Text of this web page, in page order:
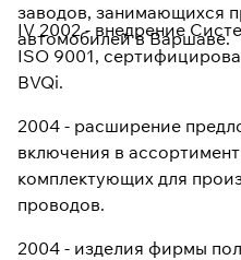
заводов, занимающихся
автомобилей в Варшаве.
IV 2002 - внедрение
ISO 9001,
BVQi.
2004 - расширение
включения в
комплектующих для
проводов.
2004 - изделия фирмы